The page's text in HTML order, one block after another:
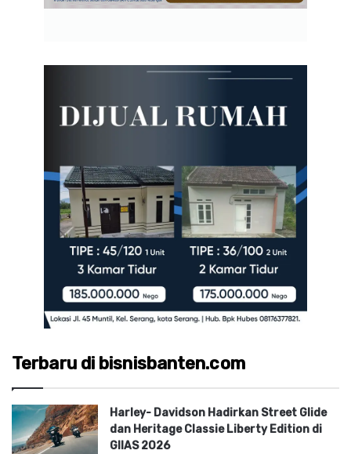
Terbaru di bisnisbanten.com
Harley- Davidson Hadirkan Street Glide
dan Heritage Classie Liberty Edition di
GIIAS 2026